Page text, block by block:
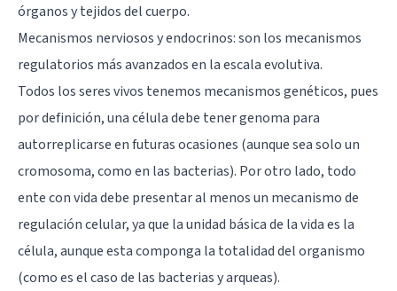
órganos y tejidos del cuerpo.
Mecanismos nerviosos y endocrinos: son los mecanismos
regulatorios más avanzados en la escala evolutiva.
Todos los seres vivos tenemos mecanismos genéticos, pues
por definición, una célula debe tener genoma para
autorreplicarse en futuras ocasiones (aunque sea solo un
cromosoma, como en las bacterias). Por otro lado, todo
ente con vida debe presentar al menos un mecanismo de
regulación celular, ya que la unidad básica de la vida es la
célula, aunque esta componga la totalidad del organismo
(como es el caso de las bacterias y arqueas).